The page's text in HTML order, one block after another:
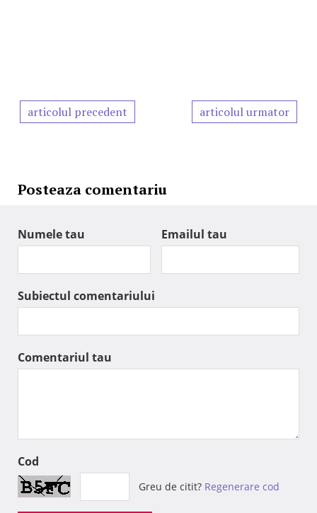
articolul precedent articolul urmator
Posteaza comentariu
Numele tau Emailul tau
Subiectul comentariului
Comentariul tau
Cod
Greu de citit? Regenerare cod